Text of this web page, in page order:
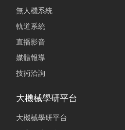
無人機系統
軌道系統
直播影音
媒體報導
技術洽詢
大機械學研平台
大機械學研平台